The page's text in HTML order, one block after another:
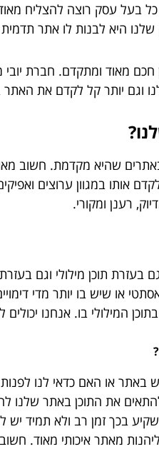
בעל עסק רוצה להצליח
היא לבנות לו אתר תדמית
חכם מאוד ומתקדם. חברת
וגם יותר קל לקדם את האתר
שהיא מקדמת. חשוב מאוד
במגוון ערוצים
רענן ומקורי.
תוכן מילולי וגם
או שיש בו יותר מדי
המילולי בו. אנחנו
או האם כדאי לנו
את התוכן באתר
בכך זמן רב ולא תמיד יש
מאתר איכותי מאוד.